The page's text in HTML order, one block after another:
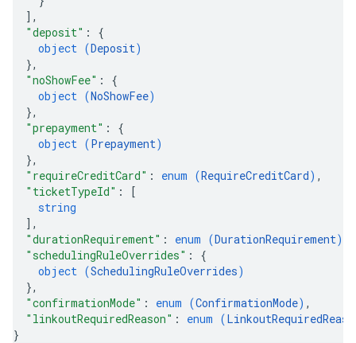
] ,
"deposit" : {
object (Deposit)
},
"noShowFee" : {
object (NoShowFee)
},
"prepayment" : {
object (Prepayment)
},
"requireCreditCard" : enum (RequireCreditCard) ,
"ticketTypeId" :
[
string
] ,
"durationRequirement" : enum (DurationRequirement)
"schedulingRuleOverrides" : {
object (SchedulingRuleOverrides)
},
"confirmationMode" : enum (ConfirmationMode) ,
"linkoutRequiredReason" : enum (
}